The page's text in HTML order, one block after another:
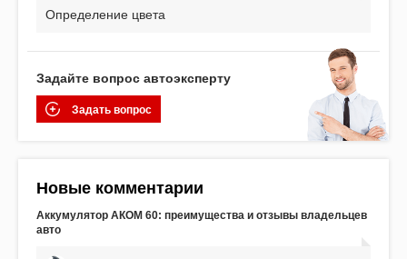
Определение цвета
Задайте вопрос автоэксперту
Задать вопрос
Новые комментарии
Аккумулятор АКОМ 60: преимущества и отзывы владельцев
авто